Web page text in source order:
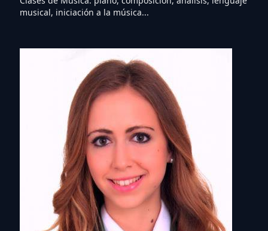
musical, iniciación a la música...